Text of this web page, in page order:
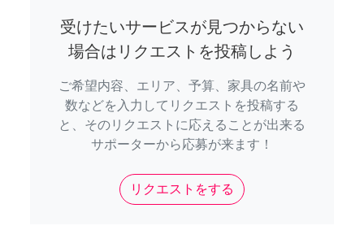
受けたいサービスが見つからない
場合はリクエストを投稿しよう
ご希望内容、エリア、予算、家具の名前や
数などを入力してリクエストを投稿する
と、そのリクエストに応えることが出来る
サポーターから応募が来ます！
リクエストをする